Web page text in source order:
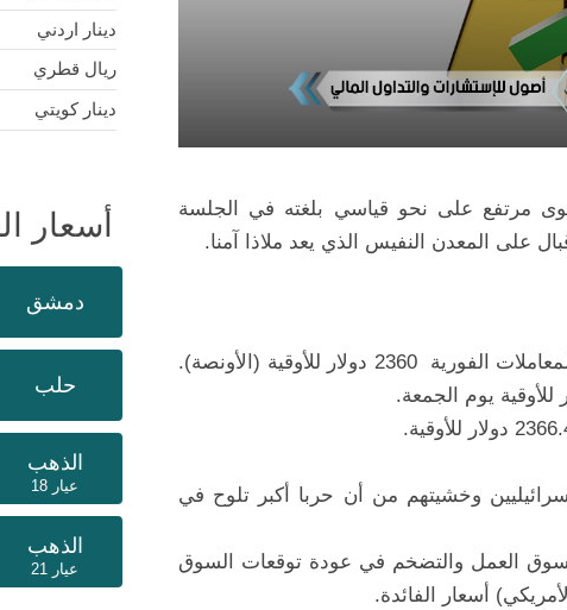
مرتفع على نحو قياسي بلغته في الجلسة
على المعدن النفيس الذي يعد ملاذا آمنا.
الفورية 2360 دولار للأوقية (الأونصة).
وخشيتهم من أن حربا أكبر تلوح في
سوق العمل والتضخم في عودة توقعات السوق
أسعار الفائدة.
دينار اردني
ريال قطري
دينار كويتي
أسعار
دمشق
حلب
الذهب
عيار 18
الذهب
عيار 21